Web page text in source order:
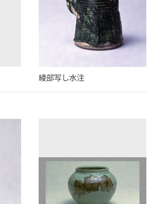
綾部写し水注